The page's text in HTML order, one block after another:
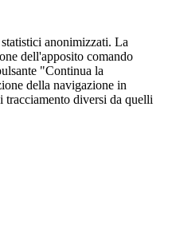
anonimizzati. La
dell'apposito comando
"Continua la
della navigazione in
tracciamento diversi da quelli